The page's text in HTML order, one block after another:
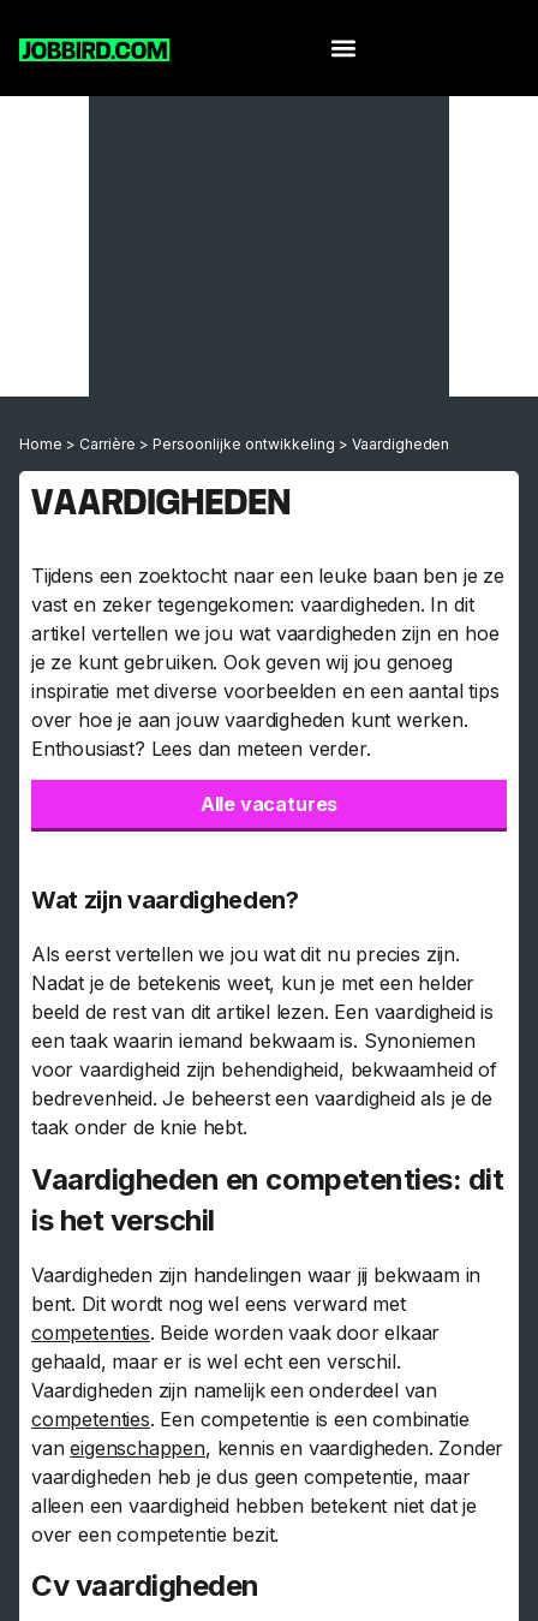
Home > Carrière > Persoonlijke ontwikkeling > Vaardigheden
VAARDIGHEDEN
Tijdens een zoektocht naar een leuke baan ben je ze
vast en zeker tegengekomen: vaardigheden. In dit
artikel vertellen we jou wat vaardigheden zijn en hoe
je ze kunt gebruiken. Ook geven wij jou genoeg
inspiratie met diverse voorbeelden en een aantal tips
over hoe je aan jouw vaardigheden kunt werken.
Enthousiast? Lees dan meteen verder.
Alle vacatures
Wat zijn vaardigheden?
Als eerst vertellen we jou wat dit nu precies zijn.
Nadat je de betekenis weet, kun je met een helder
beeld de rest van dit artikel lezen. Een vaardigheid is
een taak waarin iemand bekwaam is. Synoniemen
voor vaardigheid zijn behendigheid, bekwaamheid of
bedrevenheid. Je beheerst een vaardigheid als je de
taak onder de knie hebt.
Vaardigheden en competenties: dit
is het verschil
Vaardigheden zijn handelingen waar jij bekwaam in
bent. Dit wordt nog wel eens verward met
competenties. Beide worden vaak door elkaar
gehaald, maar er is wel echt een verschil.
Vaardigheden zijn namelijk een onderdeel van
competenties. Een competentie is een combinatie
vaneigenschappen, kennis en vaardigheden. Zonder
vaardigheden heb je dus geen competentie, maar
alleen een vaardigheid hebben betekent niet dat je
over een competentie bezit.
Cv vaardigheden